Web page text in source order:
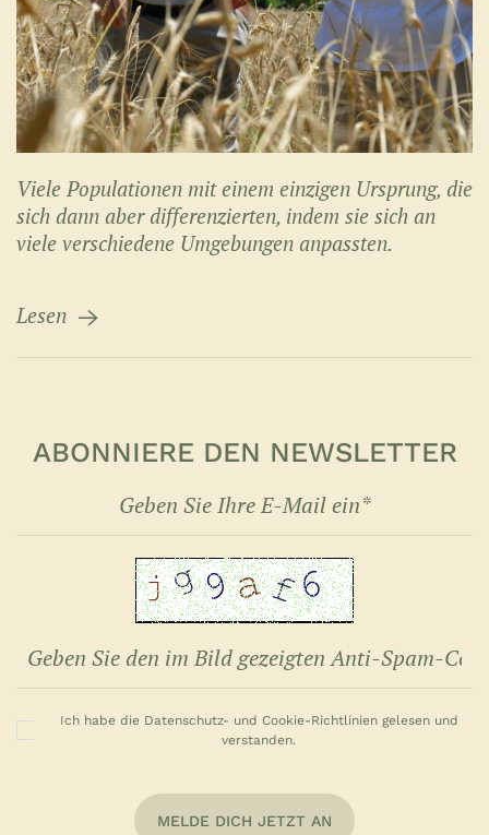
Viele Populationen mit einem einzigen Ursprung, die
sich dann aber differenzierten, indem sie sich an
viele verschiedene Umgebungen anpassten.
Lesen
ABONNIERE DEN NEWSLETTER
Ich habe die Datenschutz- und Cookie-Richtlinien gelesen und
verstanden.
MELDE DICH JETZT AN